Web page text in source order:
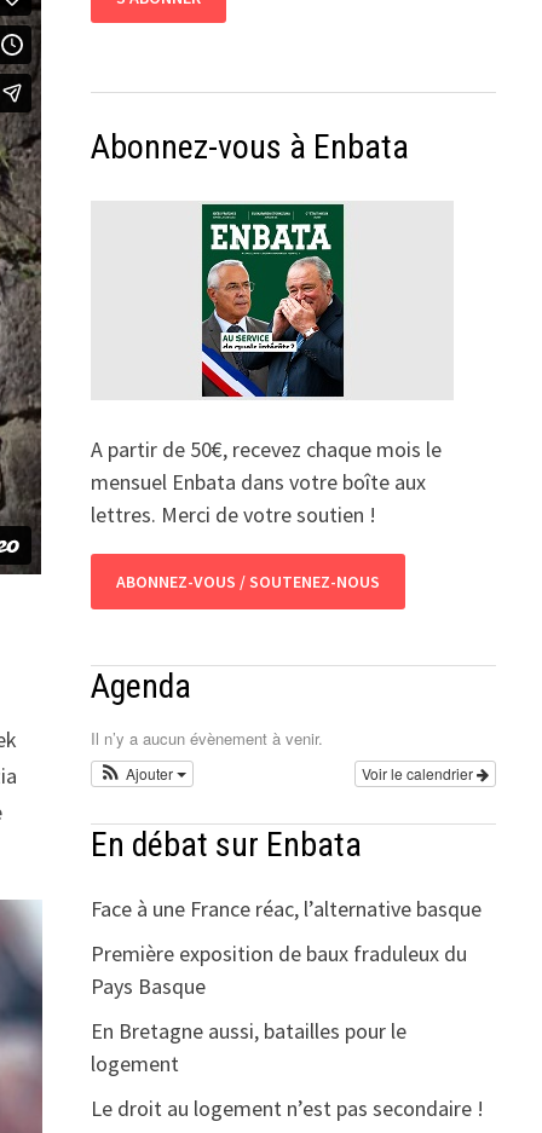
Abonnez-vous à Enbata
A partir de 50€, recevez chaque mois le
mensuel Enbata dans votre boîte aux
lettres. Merci de votre soutien !
ABONNEZ-VOUS / SOUTENEZ-NOUS
Agenda
Il n’y a aucun évènement à venir.
Voir le calendrier
Ajouter
En débat sur Enbata
Face à une France réac, l’alternative basque
Première exposition de baux fraduleux du
Pays Basque
En Bretagne aussi, batailles pour le
logement
Le droit au logement n’est pas secondaire !